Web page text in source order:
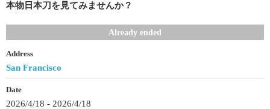
本物日本刀を見てみませんか？
Already ended
Address
San Francisco
Date
2026/4/18 - 2026/4/18